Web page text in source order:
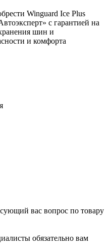
Ice Plus
с гарантией на
шин и
и комфорта
вас вопрос по товару
обязательно вам